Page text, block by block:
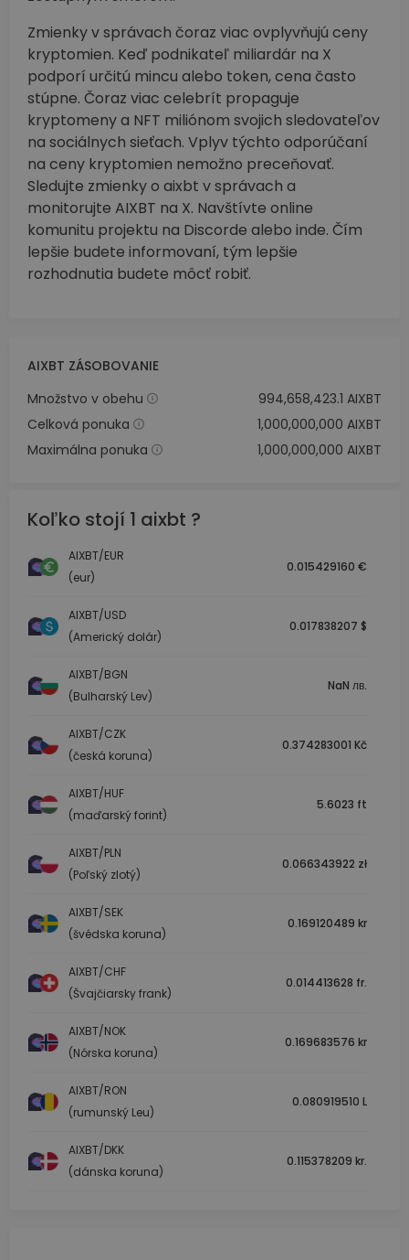
Zmienky v správach čoraz viac ovplyvňujú ceny
kryptomien. Keď podnikateľ miliardár na X
podporí určitú mincu alebo token, cena často
stúpne. Čoraz viac celebrít propaguje
kryptomeny a NFT miliónom svojich sledovateľov
na sociálnych sieťach. Vplyv týchto odporúčaní
na ceny kryptomien nemožno preceňovať.
Sledujte zmienky o aixbt v správach a
monitorujte AIXBT na X. Navštívte online
komunitu projektu na Discorde alebo inde. Čím
lepšie budete informovaní, tým lepšie
rozhodnutia budete môcť robiť.
AIXBT ZÁSOBOVANIE
Množstvo v obehu
994,658,423.1 AIXBT
Celková ponuka
1,000,000,000 AIXBT
Maximálna ponuka
1,000,000,000 AIXBT
Koľko stojí 1 aixbt ?
AIXBT/EUR
(eur)
0.015429160 €
AIXBT/USD
(Americký dolár)
0.017838207 $
AIXBT/BGN
(Bulharský Lev)
NaN лв.
AIXBT/CZK
(česká koruna)
0.374283001 Kč
AIXBT/HUF
(maďarský forint)
5.6023 ft
AIXBT/PLN
(Poľský zlotý)
0.066343922 zł
AIXBT/SEK
(švédska koruna)
0.169120489 kr
AIXBT/CHF
(Švajčiarsky frank)
0.014413628 fr.
AIXBT/NOK
(Nórska koruna)
0.169683576 kr
AIXBT/RON
(rumunský Leu)
0.080919510 L
AIXBT/DKK
(dánska koruna)
0.115378209 kr.